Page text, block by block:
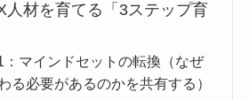
人材を育てる「3ステップ育
：マインドセットの転換（なぜ
る必要があるのかを共有する）